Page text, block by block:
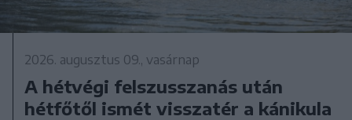
2026. augusztus 09., vasárnap
A hétvégi felszusszanás után
hétfőtől ismét visszatér a kánikula